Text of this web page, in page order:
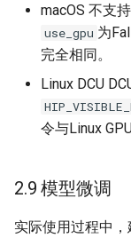
macOS 不支
use_gpu 为
完全相同。
Linux DCU
令与Linux
2.9 模型微调
实际使用过程中